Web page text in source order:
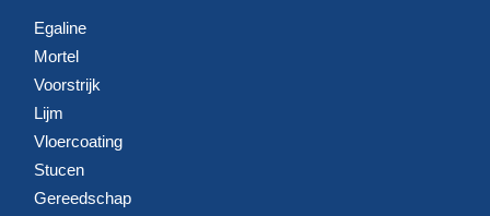
Egaline
Mortel
Voorstrijk
Lijm
Vloercoating
Stucen
Gereedschap